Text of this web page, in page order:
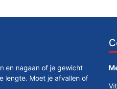
en nagaan of je gewicht
lengte. Moet je afvallen of